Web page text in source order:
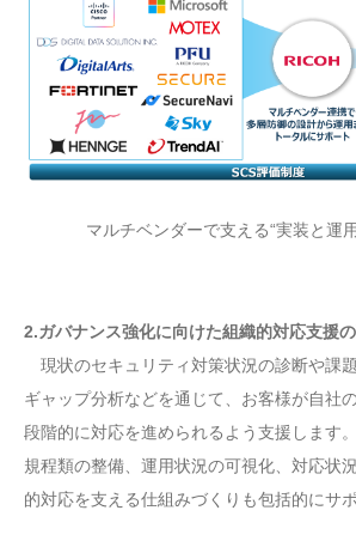
マルチベンダーで支える“実装と運
2.ガバナンス強化に向けた組織的対応支援
現状のセキュリティ対策状況の診断や課
ギャップ分析などを通じて、お客様が自社
段階的に対応を進められるよう支援します
規程類の整備、運用状況の可視化、対応状
的対応を支える仕組みづくりも包括的にサ